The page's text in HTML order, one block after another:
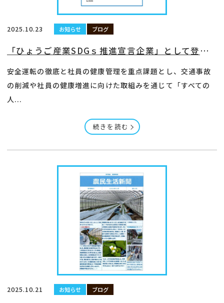
2025.10.23 お知らせ ブログ
「ひょうご産業SDGｓ推進宣言企業」として登録されました
安全運転の徹底と社員の健康管理を重点課題とし、交通事故
の削減や社員の健康増進に向けた取組みを通じて「すべての
人...
続きを読む
2025.10.21 お知らせ ブログ